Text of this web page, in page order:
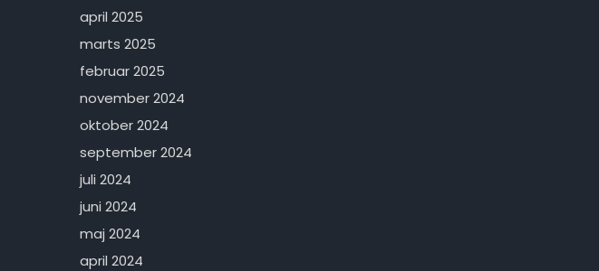
april 2025
marts 2025
februar 2025
november 2024
oktober 2024
september 2024
juli 2024
juni 2024
maj 2024
april 2024